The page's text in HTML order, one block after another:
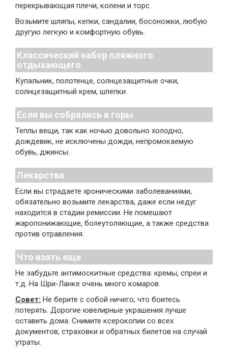
перекрывающая плечи, колени и торс.
Возьмите шляпы, кепки, сандалии, босоножки, любую
другую легкую и комфортную обувь.
Классический набор пляжного
отдыхающего
Купальник, полотенце, солнцезащитные очки,
солнцезащитный крем, шлепки.
Если вы собрались в горы
Теплы вещи, так как ночью довольно холодно,
дождевик, не исключены дожди, непромокаемую
обувь, джинсы.
Лекарства
Если вы страдаете хроническими заболеваниями,
обязательно возьмите лекарства, даже если недуг
находится в стадии ремиссии. Не помешают
жаропонижающие, болеутоляющие, а также средства
против отравления.
Что взять еще
Не забудьте антимоскитные средства: кремы, спреи и
т.д. На Шри-Ланке очень много комаров.
Совет: Не берите с собой ничего, что боитесь
потерять. Дорогие ювелирные украшения лучше
оставить дома. Снимите ксерокопии со всех
документов, страховки и обратных билетов на случай
утраты.